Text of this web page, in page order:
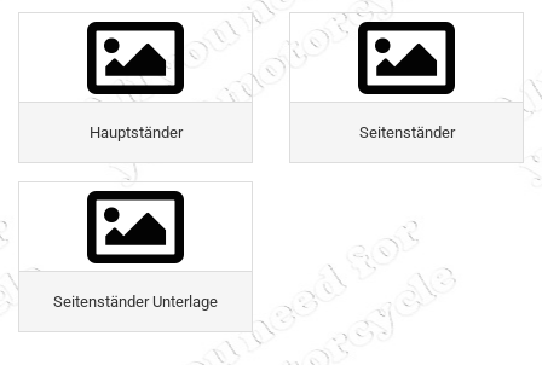
Hauptständer Seitenständer
Seitenständer Unterlage